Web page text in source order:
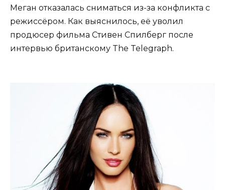
Меган отказалась сниматься из-за конфликта с
режиссёром. Как выяснилось, её уволил
продюсер фильма Стивен Спилберг после
интервью британскому The Telegraph.